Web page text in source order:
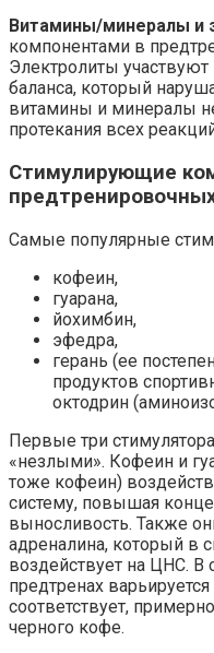
Витамины/минералы и
компонентами в
Электролиты
баланса, который
витамины и минералы
протекания всех
Стимулирующие
Самые популярные
кофеин,
гуарана,
йохимбин,
эфедра,
герань (ее
продуктов
октодрин
Первые три
«незлыми». Кофеин и
тоже кофеин)
систему, повышая
выносливость. Также
адреналина, который в
воздействует на ЦНС. В
предтренах
соответствует,
черного кофе.